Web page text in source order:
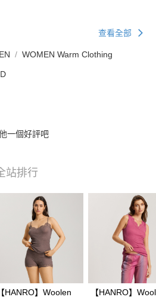
查看全部
WOMEN Warm Clothing
一個好評吧
站排行
【HANRO】Woolen
【HANRO】